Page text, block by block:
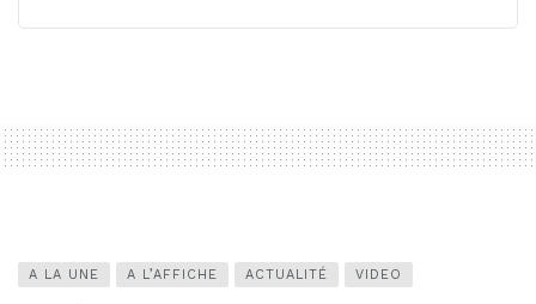
A LA UNE A L’AFFICHE ACTUALITÉ VIDEO